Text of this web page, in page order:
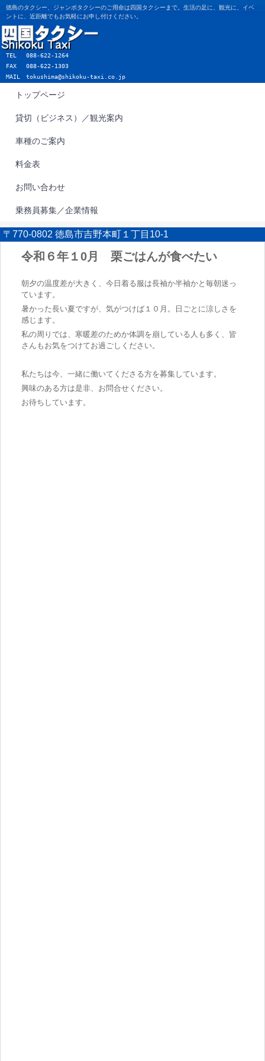
徳島のタクシー、ジャンボタクシーのご用命は四国タクシーまで。生活の足に、観光に、イベ
ントに、近距離でもお気軽にお申し付けください。
TEL 088-622-1264
FAX 088-622-1303
MAIL tokushima@shikoku-taxi.co.jp
トップページ
貸切（ビジネス）／観光案内
車種のご案内
料金表
お問い合わせ
乗務員募集／企業情報
〒770-0802 徳島市吉野本町１丁目10-1
令和６年１0月 栗ごはんが食べたい
朝夕の温度差が大きく、今日着る服は長袖か半袖かと毎朝迷っ
ています。
暑かった長い夏ですが、気がつけば１０月。日ごとに涼しさを
感じます。
私の周りでは、寒暖差のためか体調を崩している人も多く、皆
さんもお気をつけてお過ごしください。
私たちは今、一緒に働いてくださる方を募集しています。
興味のある方は是非、お問合せください。
お待ちしています。